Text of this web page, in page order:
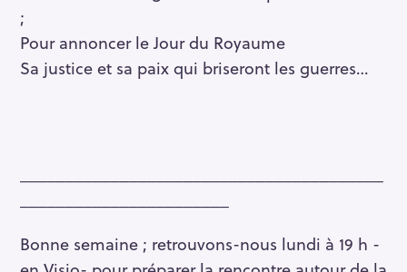
;
Pour annoncer le Jour du Royaume
Sa justice et sa paix qui briseront les guerres…
Bonne semaine ; retrouvons-nous lundi à 19 h -